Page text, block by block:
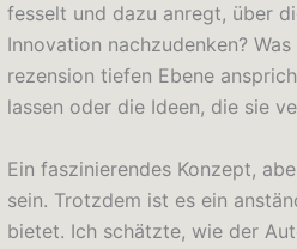
fesselt und dazu anregt, über
Innovation nachzudenken?
rezension tiefen Ebene
lassen oder die Ideen, die sie
Ein faszinierendes Konzept,
sein. Trotzdem ist es ein
bietet. Ich schätzte, wie der